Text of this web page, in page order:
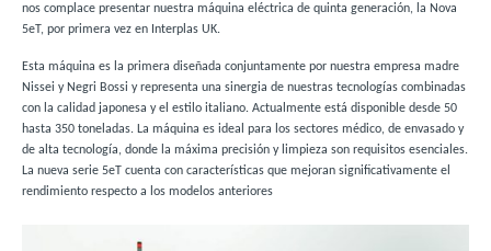
nos complace presentar nuestra máquina eléctrica de quinta generación, la Nova
5eT, por primera vez en Interplas UK.
Esta máquina es la primera diseñada conjuntamente por nuestra empresa madre
Nissei y Negri Bossi y representa una sinergia de nuestras tecnologías combinadas
con la calidad japonesa y el estilo italiano. Actualmente está disponible desde 50
hasta 350 toneladas. La máquina es ideal para los sectores médico, de envasado y
de alta tecnología, donde la máxima precisión y limpieza son requisitos esenciales.
La nueva serie 5eT cuenta con características que mejoran significativamente el
rendimiento respecto a los modelos anteriores